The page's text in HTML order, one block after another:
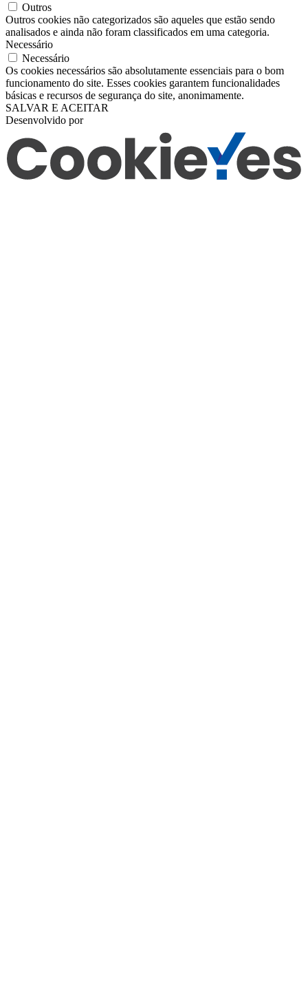
Outros
Outros cookies não categorizados são aqueles que estão sendo
analisados ​​e ainda não foram classificados em uma categoria.
Necessário
Necessário
Os cookies necessários são absolutamente essenciais para o bom
funcionamento do site. Esses cookies garantem funcionalidades
básicas e recursos de segurança do site, anonimamente.
SALVAR E ACEITAR
Desenvolvido por